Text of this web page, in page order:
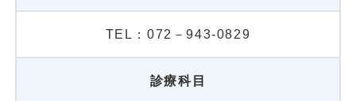
TEL：072－943-0829
診療科目